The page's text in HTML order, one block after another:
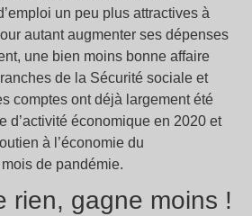
un peu plus attractives à
autant augmenter ses dépenses
une bien moins bonne affaire
de la Sécurité sociale et
comptes ont déjà largement été
d’activité économique en 2020 et
à l’économie du
de pandémie.
rien, gagne moins !